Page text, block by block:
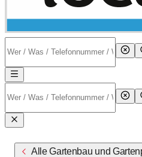
Alle Gartenbau und